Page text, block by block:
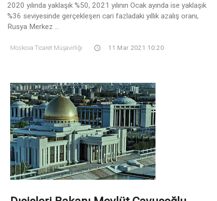
2020 yılında yaklaşık %50, 2021 yılının Ocak ayında ise yaklaşık
%36 seviyesinde gerçekleşen cari fazladaki yıllık azalış oranı,
Rusya Merkez ...
Moskova Ticaret Müşavirliği 11 Mar 2021 10:20